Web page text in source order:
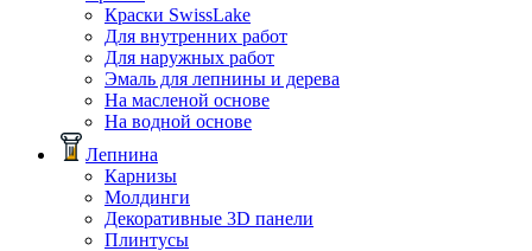
Краски SwissLake
Для внутренних работ
Для наружных работ
Эмаль для лепнины и дерева
На масленой основе
На водной основе
Лепнина
Карнизы
Молдинги
Декоративные 3D панели
Плинтусы